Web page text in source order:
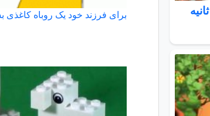
خط تولید فورد فیتسا هر 86 ثانیه
برای فرزند خود یک روباه کاغذی